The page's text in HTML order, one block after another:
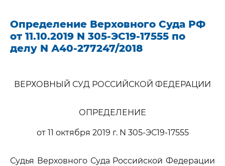
Определение Верховного Суда РФ
от 11.10.2019 N 305-ЭС19-17555 по
делу N А40-277247/2018
ВЕРХОВНЫЙ СУД РОССИЙСКОЙ ФЕДЕРАЦИИ
ОПРЕДЕЛЕНИЕ
от 11 октября 2019 г. N 305-ЭС19-17555
Судья Верховного Суда Российской Федерации